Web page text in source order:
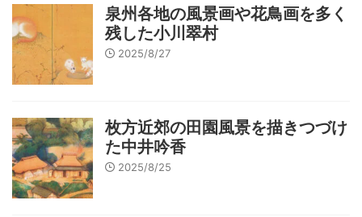
泉州各地の風景画や花鳥画を多く
残した小川翠村
2025/8/27
枚方近郊の田園風景を描きつづけ
た中井吟香
2025/8/25